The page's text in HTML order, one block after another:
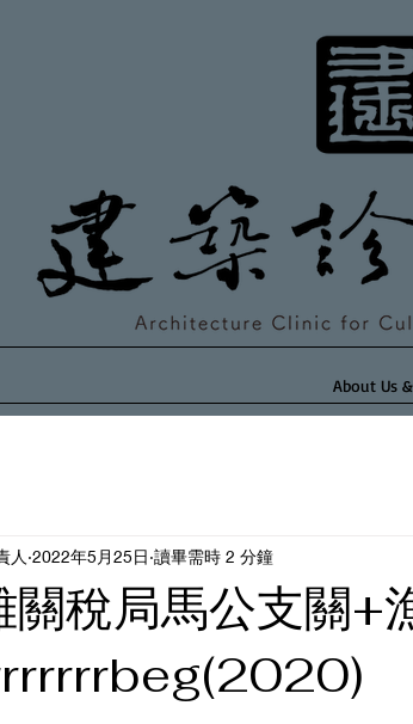
About Us
關稅局馬公支關+
人 2022年5月25日 讀畢需時 2 分鐘